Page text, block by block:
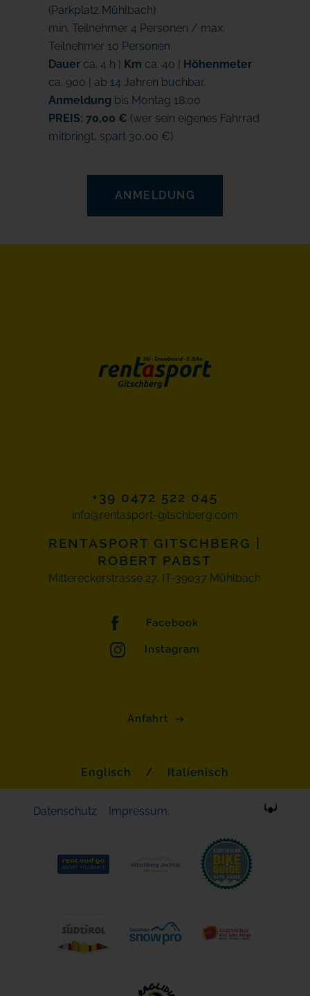
(Parkplatz Mühlbach)
min. Teilnehmer 4 Personen / max.
Teilnehmer 10 Personen
Dauerca. 4 h | Km ca. 40 |
Höhenmeter
ca. 900 | ab 14 Jahren buchbar.
Anmeldung bis Montag 18:00
PREIS: 70,00 € (wer sein eigenes Fahrrad
mitbringt, spart 30,00 €)
ANMELDUNG
Facebook
Instagram
+39 0472 522 045
info@rentasport-gitschberg.com
RENTASPORT GITSCHBERG
ROBERT PABST
Mittereckerstrasse 27, IT-39037 Mühlbach
Anfahrt
Englisch / Italienisch
Datenschutz. Impressum.